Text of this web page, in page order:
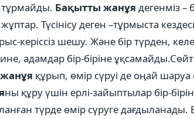
тұрмайды. Бақытты жанұя дегенміз –
жұптар. Түсінісу деген –тұрмыста
керіссіз шешу. Және бір түрден,
адамдар бір-біріне
жанұя құрып, өмір сүруі де оңай шаруа
ны құру үшін ерлі-зайыптылар бір-
түрде өмір сүруге дағдыланады.